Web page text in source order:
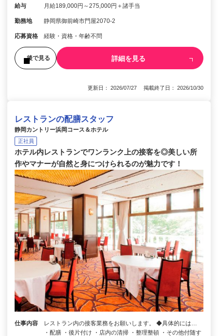
給与 月給189,000円～275,000円＋諸手当
勤務地 静岡県御前崎市門屋2070-2
応募資格 経験・資格・年齢不問
後で見る 詳細を見る
更新日： 2026/07/27 掲載終了日： 2026/10/30
レストランの配膳スタッフ
静岡カントリー浜岡コース＆ホテル
正社員
ホテル内レストランでワンランク上の接客を◎美しい所
作やマナーが自然と身につけられるのが魅力です！
仕事内容
レストラン内の接客業務をお願いします。 ◆具体的には…
・配膳 ・後片付け ・店内の清掃 ・整理整頓 ・その他付随す